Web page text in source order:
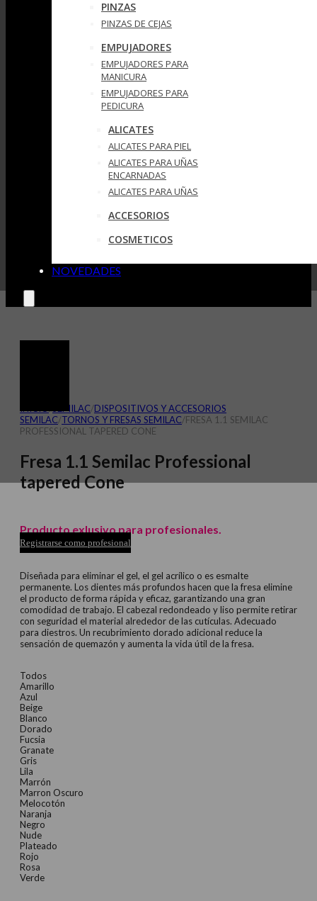
PINZAS
PINZAS DE CEJAS
EMPUJADORES
EMPUJADORES PARA
MANICURA
EMPUJADORES PARA
PEDICURA
ALICATES
ALICATES PARA PIEL
ALICATES PARA UÑAS
ENCARNADAS
ALICATES PARA UÑAS
ACCESORIOS
COSMETICOS
NOVEDADES
SEMILAC/DISPOSITIVOS Y ACCESORIOS
SEMILAC/TORNOS Y FRESAS SEMILAC/FRESA 1.1 SEMILAC
PROFESSIONAL TAPERED CONE
Fresa 1.1 Semilac Professional
tapered Cone
Producto exlusivo para profesionales.
Registrarse como profesional
Diseñada para eliminar el gel, el gel acrílico o es esmalte
permanente. Los dientes más profundos hacen que la fresa elimine
el producto de forma rápida y eficaz, garantizando una gran
comodidad de trabajo. El cabezal redondeado y liso permite retirar
con seguridad el material alrededor de las cutículas. Adecuado
para diestros. Un recubrimiento dorado adicional reduce la
sensación de quemazón y aumenta la vida útil de la fresa.
Todos
Amarillo
Azul
Beige
Blanco
Dorado
Fucsia
Granate
Gris
Lila
Marrón
Marron Oscuro
Melocotón
Naranja
Negro
Nude
Plateado
Rojo
Rosa
Verde